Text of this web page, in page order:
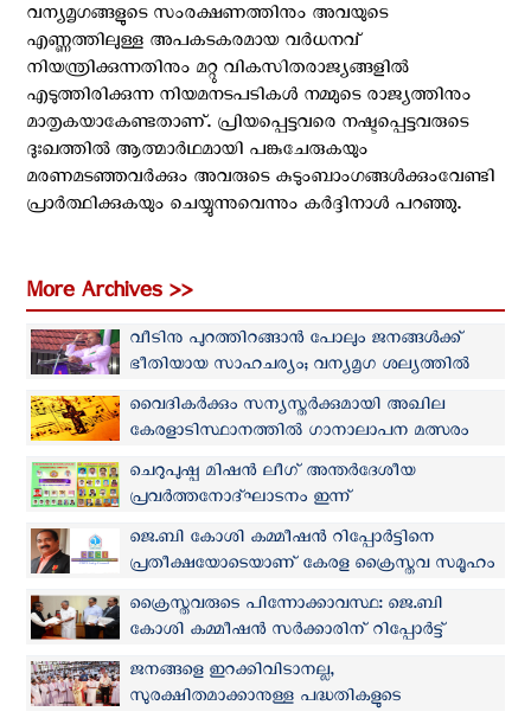
വന്യമൃഗങ്ങളുടെ സംരക്ഷണത്തിനും അവയുടെ
എണ്ണത്തിലുള്ള അപകടകരമായ വർധനവ്
നിയന്ത്രിക്കുന്നതിനും മറ്റു വികസിതരാജ്യങ്ങളിൽ
എടുത്തിരിക്കുന്ന നിയമനടപടികൾ നമ്മുടെ രാജ്യത്തിനും
മാതൃകയാകേണ്ടതാണ്. പ്രിയപ്പെട്ടവരെ നഷ്ടപ്പെട്ടവരുടെ
ദുഃഖത്തിൽ ആത്മാർഥമായി പങ്കുചേരുകയും
മരണമടഞ്ഞവർക്കും അവരുടെ കുടുംബാംഗങ്ങൾക്കുംവേണ്ടി
പ്രാർത്ഥിക്കുകയും ചെയ്യുന്നുവെന്നും കർദ്ദിനാൾ പറഞ്ഞു.
More Archives >>
വീടിനു പുറത്തിറങ്ങാൻ പോലും ജനങ്ങൾക്ക്
ഭീതിയായ സാഹചര്യം; വന്യമൃഗ ശല്യത്തില്‍
അടിയന്തര നടപടി വേണമെന്ന്‍ മാർ ജോസ്
പുളിക്കൽ
വൈദികർക്കും സന്യസ്തർക്കുമായി അഖില
കേരളാടിസ്ഥാനത്തിൽ ഗാനാലാപന മത്സരം
ചെറുപുഷ്പ മിഷൻ ലീഗ് അന്തർദേശീയ
പ്രവർത്തനോദ്‌ഘാടനം ഇന്ന്
ജെ.ബി കോശി കമ്മീഷന്‍ റിപ്പോര്‍ട്ടിനെ
പ്രതീക്ഷയോടെയാണ് കേരള ക്രൈസ്തവ സമൂഹം
കാണുന്നതെന്ന് ലെയ്റ്റി കൗണ്‍സില്‍
ക്രൈസ്തവരുടെ പിന്നോക്കാവസ്ഥ: ജെ.ബി
കോശി കമ്മീഷൻ സർക്കാരിന് റിപ്പോര്‍ട്ട്
സമർപ്പിച്ചു
ജനങ്ങളെ ഇറക്കിവിടാനല്ല,
സുരക്ഷിതമാക്കാനുള്ള പദ്ധതികളുടെ